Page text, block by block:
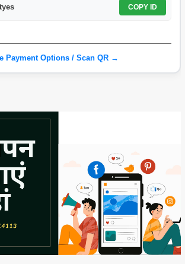
COPY ID
Payment Options / Scan QR →